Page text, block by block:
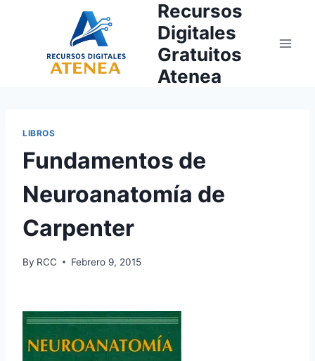
Recursos
Digitales
Gratuitos
Atenea
LIBROS
Fundamentos de
Neuroanatomía de
Carpenter
By RCC Febrero 9, 2015